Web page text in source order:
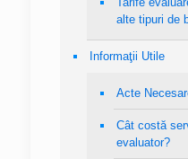
alte tipuri de
Informaţii Utile
Acte
Cât costă
evaluator?